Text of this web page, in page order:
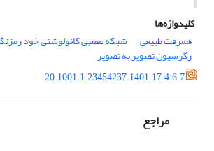
کلیدواژه‌ها
همرفت طبیعی
شبکه عصبی کانولوشنی خود
رگرسیون تصویر به تصویر
20.1001.1.23454237.1401.17.4.6.7
مراجع